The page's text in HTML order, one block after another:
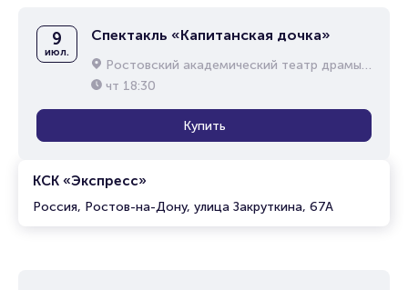
КСК «Экспресс»
Россия, Ростов-на-Дону, улица Закруткина, 67А
9
июл.
Спектакль «Капитанская дочка»
Ростовский академический театр драмы им. М.Горького
чт 18:30
Купить